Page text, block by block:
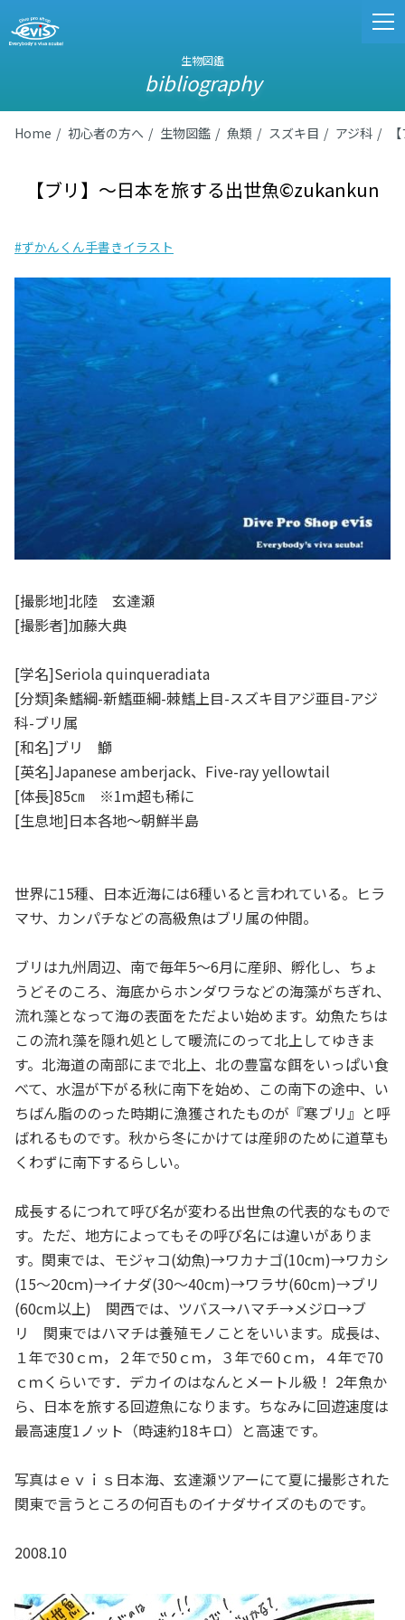
生物図鑑
bibliography
Home 初心者の方へ 生物図鑑 魚類 スズキ目 アジ科
【ブリ】〜日本を旅する出世魚©zukankun
#ずかんくん手書きイラスト
[撮影地]北陸 玄達瀬
[撮影者]加藤大典
[学名]Seriola quinqueradiata
[分類]条鰭綱-新鰭亜綱-棘鰭上目-スズキ目アジ亜目-アジ
科-ブリ属
[和名]ブリ 鰤
[英名]Japanese amberjack、Five-ray yellowtail
[体長]85㎝ ※1ｍ超も稀に
[生息地]日本各地～朝鮮半島
世界に15種、日本近海には6種いると言われている。ヒラ
マサ、カンパチなどの高級魚はブリ属の仲間。
ブリは九州周辺、南で毎年5〜6月に産卵、孵化し、ちょ
うどそのころ、海底からホンダワラなどの海藻がちぎれ、
流れ藻となって海の表面をただよい始めます。幼魚たちは
この流れ藻を隠れ処として暖流にのって北上してゆきま
す。北海道の南部にまで北上、北の豊富な餌をいっぱい食
べて、水温が下がる秋に南下を始め、この南下の途中、い
ちばん脂ののった時期に漁獲されたものが『寒ブリ』と呼
ばれるものです。秋から冬にかけては産卵のために道草も
くわずに南下するらしい。
成長するにつれて呼び名が変わる出世魚の代表的なもので
す。ただ、地方によってもその呼び名には違いがありま
す。関東では、モジャコ(幼魚)→ワカナゴ(10cm)→ワカシ
(15〜20cｍ)→イナダ(30〜40cm)→ワラサ(60cm)→ブリ
(60cm以上) 関西では、ツバス→ハマチ→メジロ→ブ
リ 関東ではハマチは養殖モノことをいいます。成長は、
１年で30ｃｍ，２年で50ｃｍ，３年で60ｃｍ，４年で70
ｃｍくらいです．デカイのはなんとメートル級！ 2年魚か
ら、日本を旅する回遊魚になります。ちなみに回遊速度は
最高速度1ノット（時速約18キロ）と高速です。
写真はｅｖｉｓ日本海、玄達瀬ツアーにて夏に撮影された
関東で言うところの何百ものイナダサイズのものです。
2008.10